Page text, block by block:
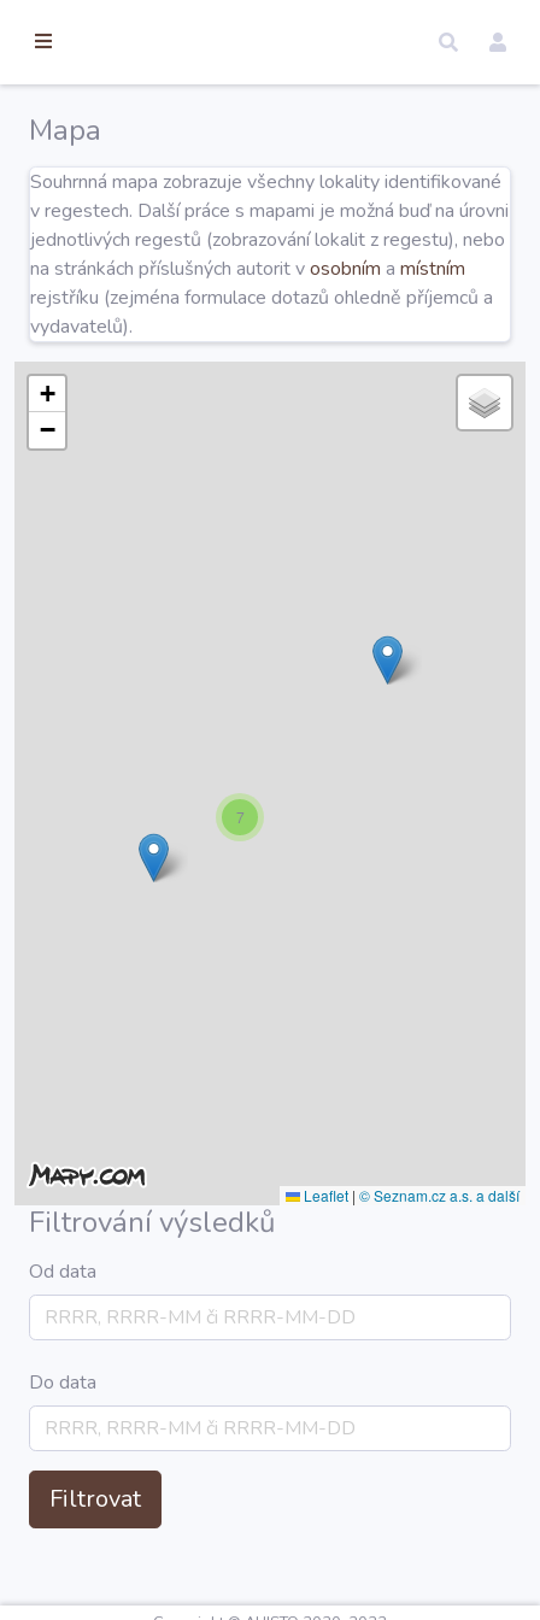
Úvod
Edice
Regesty
Hledat
Mapa
Souhrnná mapa zobrazuje všechny lokality identifikované
v regestech. Další práce s mapami je možná buď na úrovni
jednotlivých regestů (zobrazování lokalit z regestu), nebo
na stránkách příslušných autorit vosobním a místním
rejstříku (zejména formulace dotazů ohledně příjemců a
vydavatelů).
7
+
−
Leaflet | © Seznam.cz a.s. a další
Filtrování výsledků
Od data
Do data
Filtrovat